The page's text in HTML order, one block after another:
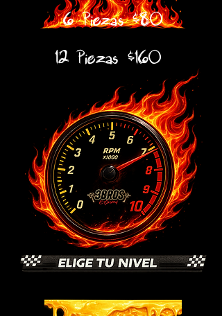
6 Piezas $80
12 Piezas $160